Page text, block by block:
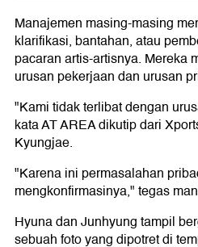
Manajemen masing-masing
klarifikasi, bantahan, atau
pacaran artis-artisnya. Mereka
urusan pekerjaan dan urusan
"Kami tidak terlibat dengan
kata AT AREA dikutip dari
Kyungjae.
"Karena ini permasalahan
mengkonfirmasinya," tegas
Hyuna dan Junhyung tampil
sebuah foto yang dipotret di